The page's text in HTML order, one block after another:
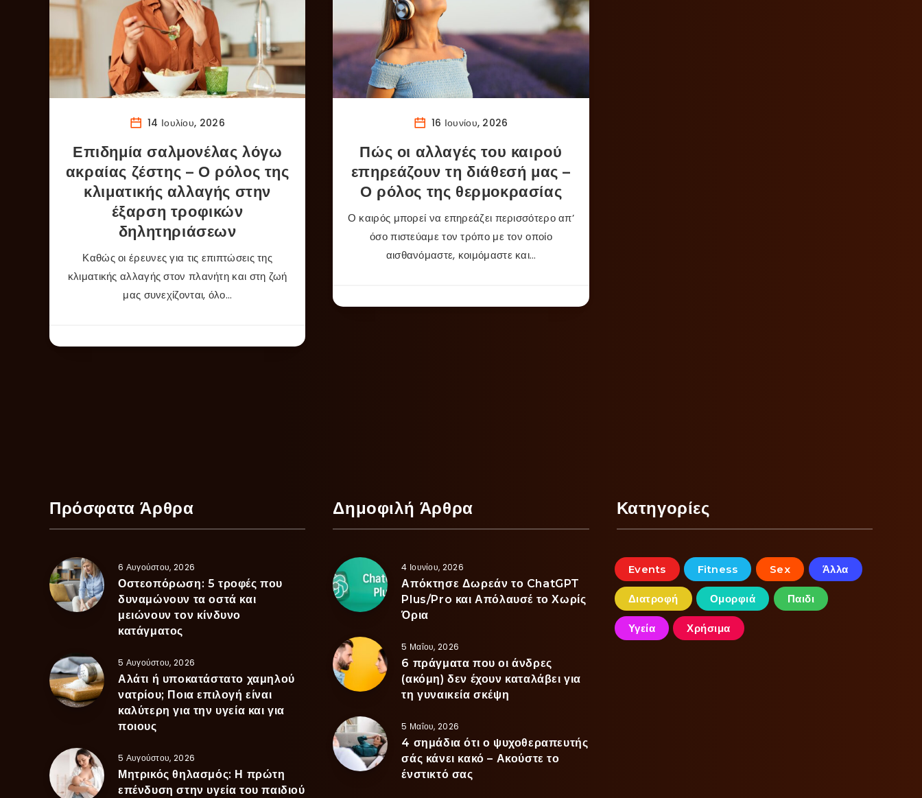
14 Ιουλίου, 2026
Επιδημία σαλμονέλας λόγω
ακραίας ζέστης – Ο ρόλος της
κλιματικής αλλαγής στην
έξαρση τροφικών
δηλητηριάσεων
Καθώς οι έρευνες για τις επιπτώσεις της
κλιματικής αλλαγής στον πλανήτη και στη ζωή
μας συνεχίζονται, όλο…
16 Ιουνίου, 2026
Πώς οι αλλαγές του καιρού
επηρεάζουν τη διάθεσή μας –
Ο ρόλος της θερμοκρασίας
Ο καιρός μπορεί να επηρεάζει περισσότερο απ’
όσο πιστεύαμε τον τρόπο με τον οποίο
αισθανόμαστε, κοιμόμαστε και…
Πρόσφατα Άρθρα
6 Αυγούστου, 2026
Οστεοπόρωση: 5 τροφές που
δυναμώνουν τα οστά και
μειώνουν τον κίνδυνο
κατάγματος
5 Αυγούστου, 2026
Αλάτι ή υποκατάστατο χαμηλού
νατρίου; Ποια επιλογή είναι
καλύτερη για την υγεία και για
ποιους
5 Αυγούστου, 2026
Μητρικός θηλασμός: Η πρώτη
επένδυση στην υγεία του παιδιού
Δημοφιλή Άρθρα
4 Ιουνίου, 2026
Απόκτησε Δωρεάν το ChatGPT
Plus/Pro και Απόλαυσέ το Χωρίς
Όρια
5 Μαΐου, 2026
6 πράγματα που οι άνδρες
(ακόμη) δεν έχουν καταλάβει για
τη γυναικεία σκέψη
5 Μαΐου, 2026
4 σημάδια ότι ο ψυχοθεραπευτής
σάς κάνει κακό – Ακούστε το
ένστικτό σας
Κατηγορίες
Events Fitness Sex Άλλα
Διατροφή Ομορφιά Παιδι
Υγεία Χρήσιμα